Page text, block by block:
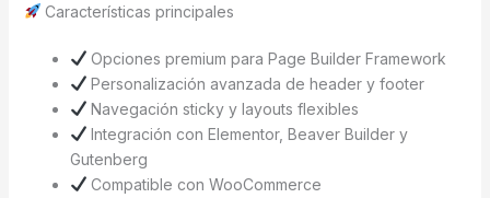
Características principales
Opciones premium para Page Builder Framework
Personalización avanzada de header y footer
Navegación sticky y layouts flexibles
Integración con Elementor, Beaver Builder y
Gutenberg
Compatible con WooCommerce